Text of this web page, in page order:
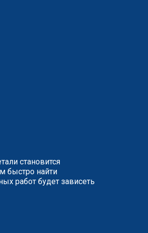
становится
быстро найти
работ будет зависеть